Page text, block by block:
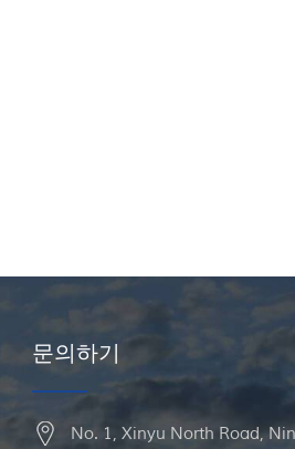
문의하기
No. 1, Xinyu North Road,